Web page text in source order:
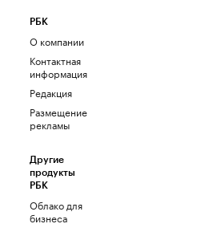
РБК
О компании
Контактная
информация
Редакция
Размещение
рекламы
Другие
продукты
РБК
Облако для
бизнеса